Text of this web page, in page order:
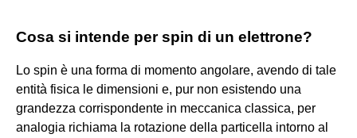
Cosa si intende per spin di un elettrone?
Lo spin è una forma di momento angolare, avendo di tale
entità fisica le dimensioni e, pur non esistendo una
grandezza corrispondente in meccanica classica, per
analogia richiama la rotazione della particella intorno al